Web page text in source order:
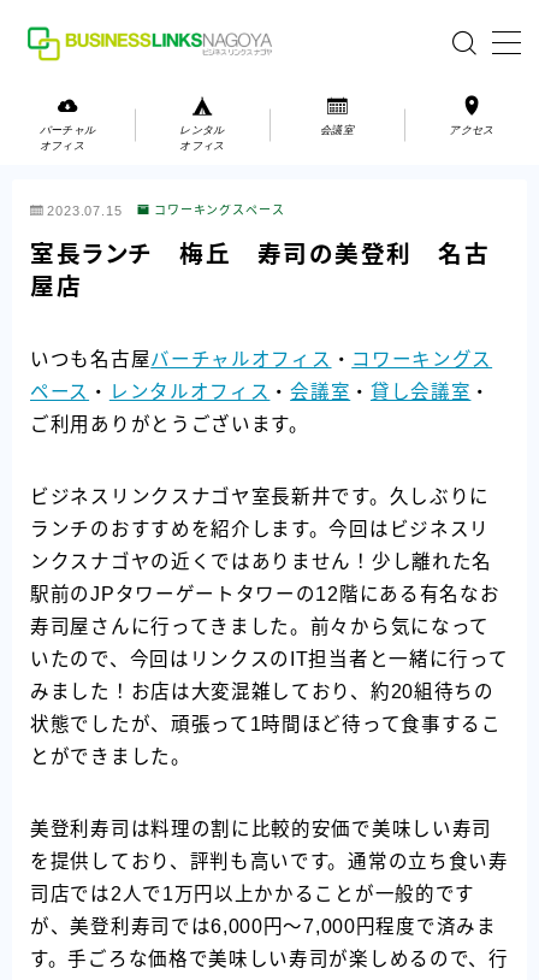
会議室
お問い合わせ
お問い合わせ
アクセス
会社案内
バーチャル
オフィス
レンタル
オフィス
会議室 アクセス
2023.07.15 コワーキングスペース
室長ランチ 梅丘 寿司の美登利 名古
屋店
いつも名古屋バーチャルオフィス ・ コワーキングス
ペース ・ レンタルオフィス ・会議室 ・ 貸し会議室 ・
ご利用ありがとうございます。
ビジネスリンクスナゴヤ室長新井です。久しぶりに
ランチのおすすめを紹介します。今回はビジネスリ
ンクスナゴヤの近くではありません！少し離れた名
駅前のJPタワーゲートタワーの12階にある有名なお
寿司屋さんに行ってきました。前々から気になって
いたので、今回はリンクスのIT担当者と一緒に行って
みました！お店は大変混雑しており、約20組待ちの
状態でしたが、頑張って1時間ほど待って食事するこ
とができました。
美登利寿司は料理の割に比較的安価で美味しい寿司
を提供しており、評判も高いです。通常の立ち食い寿
司店では2人で1万円以上かかることが一般的です
が、美登利寿司では6,000円～7,000円程度で済みま
す。手ごろな価格で美味しい寿司が楽しめるので、行